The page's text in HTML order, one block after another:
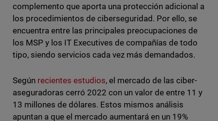
complemento que aporta una protección adicional a
los procedimientos de ciberseguridad. Por ello, se
encuentra entre las principales preocupaciones de
los MSP y los IT Executives de compañías de todo
tipo, siendo servicios cada vez más demandados.
Según recientes estudios, el mercado de las ciber-
aseguradoras cerró 2022 con un valor de entre 11 y
13 millones de dólares. Estos mismos análisis
apuntan a que el mercado aumentará en un 19%